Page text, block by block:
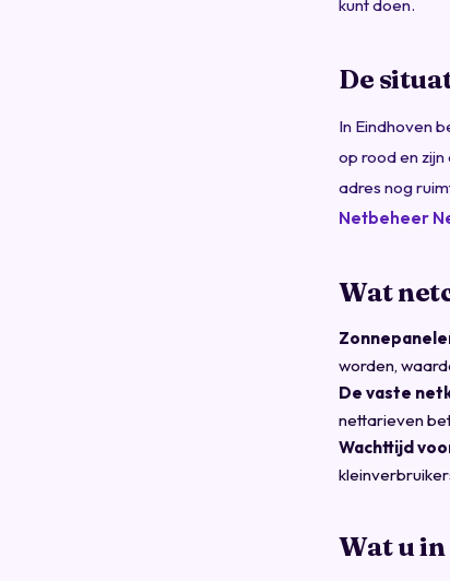
kunt doen.
De
In Eindhoven
op rood en
adres nog
Netbeheer
Wat
worden,
De vaste
nettarieven
Wachttijd
Wat u